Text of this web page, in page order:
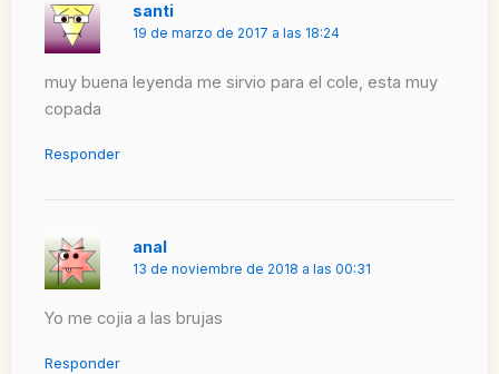
santi
19 de marzo de 2017 a las 18:24
muy buena leyenda me sirvio para el cole, esta muy
copada
Responder
anal
13 de noviembre de 2018 a las 00:31
Yo me cojia a las brujas
Responder